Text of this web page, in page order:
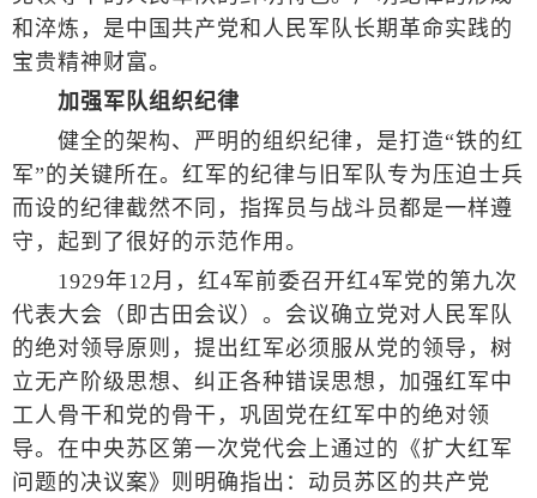
和淬炼，是中国共产党和人民军队长期革命实践的
宝贵精神财富。
加强军队组织纪律
健全的架构、严明的组织纪律，是打造“铁的红
军”的关键所在。红军的纪律与旧军队专为压迫士兵
而设的纪律截然不同，指挥员与战斗员都是一样遵
守，起到了很好的示范作用。
1929年12月，红4军前委召开红4军党的第九次
代表大会（即古田会议）。会议确立党对人民军队
的绝对领导原则，提出红军必须服从党的领导，树
立无产阶级思想、纠正各种错误思想，加强红军中
工人骨干和党的骨干，巩固党在红军中的绝对领
导。在中央苏区第一次党代会上通过的《扩大红军
问题的决议案》则明确指出：动员苏区的共产党